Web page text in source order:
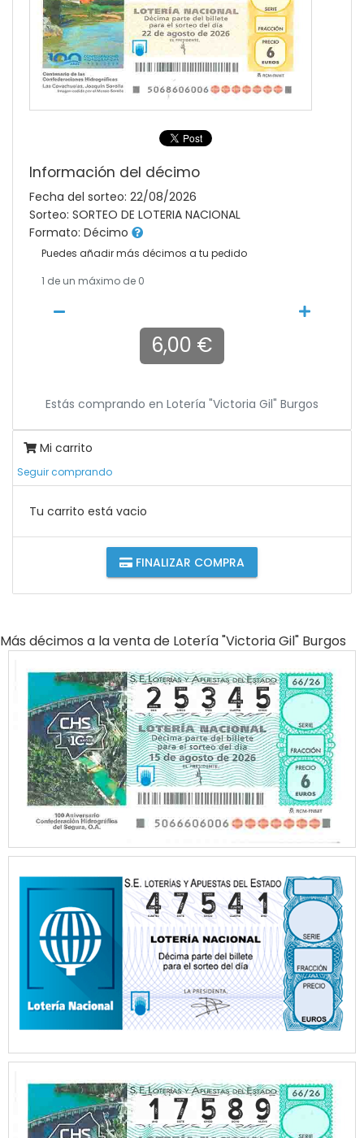
Información del décimo
Fecha del sorteo: 22/08/2026
Sorteo: SORTEO DE LOTERIA NACIONAL
Formato: Décimo
Puedes añadir más décimos a tu pedido
1 de un máximo de 0
6,00 €
Estás comprando en Lotería "victoria Gil" Burgos
Mi carrito
Seguir comprando
Tu carrito está vacio
FINALIZAR COMPRA
Más décimos a la venta de Lotería "victoria Gil" Burgos